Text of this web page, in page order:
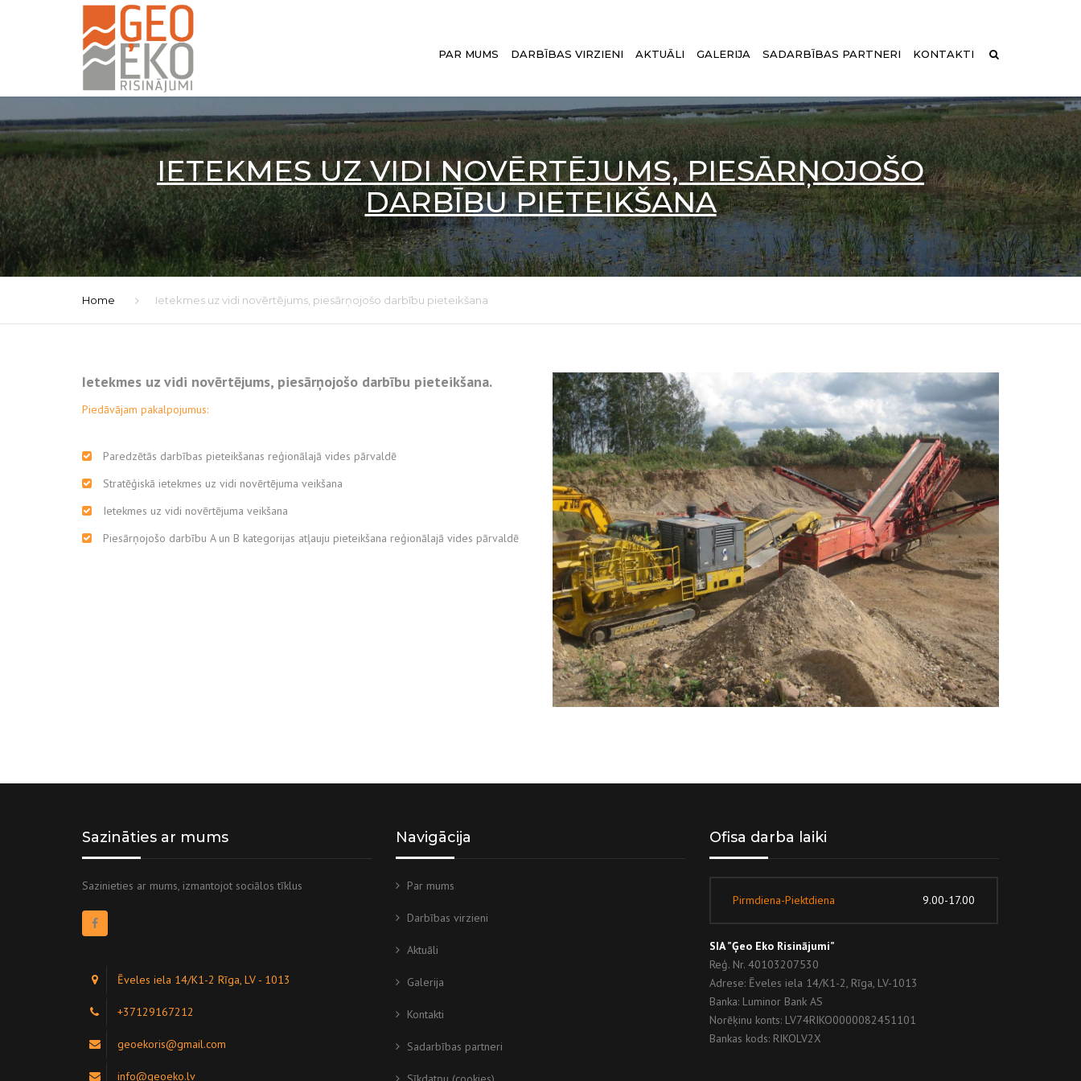
PAR MUMS DARBĪBAS VIRZIENI
ĢEOLOĢISKĀ IZPĒTE
MĒRNIECĪBA UN ĢEODĒZIJA
VIDES MONITORINGS UN ĢEOEKOLOĢISKĀ IZPĒTE
IETEKMES UZ VIDI NOVĒRTĒJUMS
GRUNTS TESTĒŠANAS LABORATORIJA
AKTUĀLI GALERIJA SADARBĪBAS PARTNERI KONTAKTI
IETEKMES UZ VIDI NOVĒRTĒJUMS, PIESĀRŅOJOŠO
DARBĪBU PIETEIKŠANA
Home Ietekmes uz vidi novērtējums, piesārņojošo darbību pieteikšana
Ietekmes uz vidi novērtējums, piesārņojošo darbību pieteikšana.
Piedāvājam pakalpojumus:
Paredzētās darbības pieteikšanas reģionālajā vides pārvaldē
Stratēģiskā ietekmes uz vidi novērtējuma veikšana
Ietekmes uz vidi novērtējuma veikšana
Piesārņojošo darbību A un B kategorijas atļauju pieteikšana reģionālajā vides pārvaldē
Sazināties ar mums
Sazinieties ar mums, izmantojot sociālos tīklus
Ēveles iela 14/K1-2 Rīga, LV - 1013
+37129167212
geoekoris@gmail.com
info@geoeko.lv
Navigācija
Par mums
Darbības virzieni
Aktuāli
Galerija
Kontakti
Sadarbības partneri
Ofisa darba laiki
Pirmdiena-Piektdiena 9.00-17.00
SIA ”Ģeo Eko Risinājumi”
Reģ. Nr. 40103207530
Adrese: Ēveles iela 14/K1-2, Rīga, LV-1013
Banka: Luminor Bank AS
Norēķinu konts: LV74RIKO0000082451101
Bankas kods: RIKOLV2X